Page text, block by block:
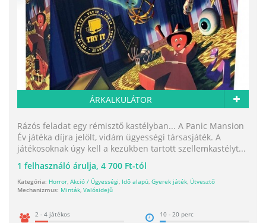
ÁRKALKULÁTOR
Rázós feladat egy rémisztő kastélyban... A Panic Mansion
Év játéka díjra jelölt, vidám ügyességi társasjáték. A
játékosoknak úgy kell a kezükben tartott szellemkastélyt...
1 felhasználó árulja, 4 700 Ft-tól
Kategória: Horror, Akció / Ügyességi, Idő alapú, Gyerek játék, Útvesztő
Mechanizmus: Minták, Valósidejű
2 - 4 játékos 10 - 20 perc